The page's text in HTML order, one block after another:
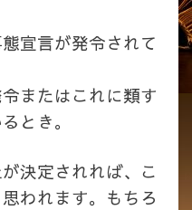
宣言が発令されて
またはこれに類す
とき。
決定されれば、こ
われます。もちろ